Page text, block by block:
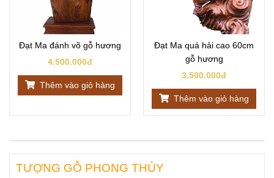
Đạt Ma đánh võ gỗ hương
4.500.000đ
Thêm vào giỏ hàng
Đạt Ma quá hải cao 60cm
gỗ hương
3.500.000đ
Thêm vào giỏ hàng
TƯỢNG GỖ PHONG THỦY